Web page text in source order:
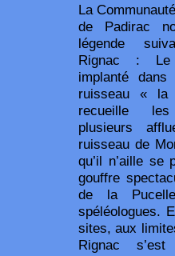
La
de Padirac
légende
Rignac :
implanté
ruisseau «
recueille
plusieurs
ruisseau de
qu’il n’aille se
gouffre
de la
spéléologues.
sites, aux
Rignac